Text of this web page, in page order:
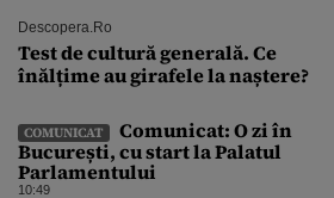
Descopera.ro
Test de cultură generală. Ce
înălțime au girafele la naștere?
COMUNICAT
Comunicat: O zi în
București, cu start la Palatul
Parlamentului
10:49